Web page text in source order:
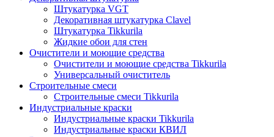
Штукатурка VGT
Декоративная штукатурка Clavel
Штукатурка Tikkurila
Жидкие обои для стен
Очистители и моющие средства
Очистители и моющие средства Tikkurila
Универсальный очиститель
Строительные смеси
Строительные смеси Tikkurila
Индустриальные краски
Индустриальные краски Tikkurila
Индустриальные краски КВИЛ